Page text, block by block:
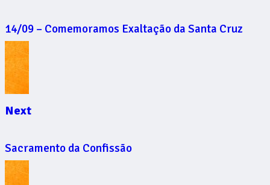
14/09 – Comemoramos Exaltação da Santa Cruz
Next
Sacramento da Confissão